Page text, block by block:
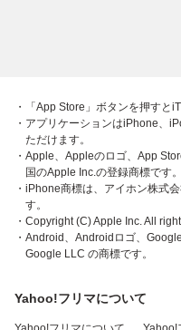
・「App Store」ボタンを押すと
・アプリケーションはiPhone、
ただけます。
・Apple、Appleのロゴ、App
国のApple Inc.の登録商標です。
・iPhone商標は、アイホン株式
す。
・Copyright (C) Apple Inc. All
・Android、Androidロゴ、
Google LLC の商標です。
Yahoo!フリマについて